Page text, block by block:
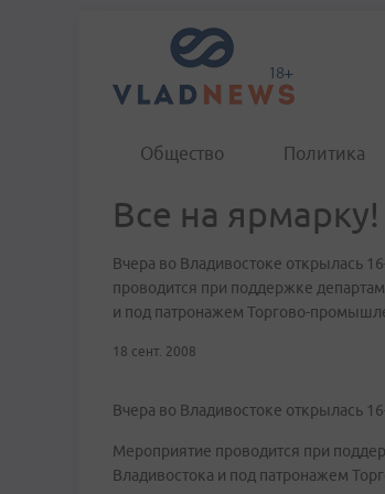
Общество Политика
Все на ярмарку!
Вчера во Владивостоке открылась
проводится при поддержке
и под патронажем Торгово-
18 сент. 2008
Вчера во Владивостоке открылась
Мероприятие проводится при
Владивостока и под патронажем